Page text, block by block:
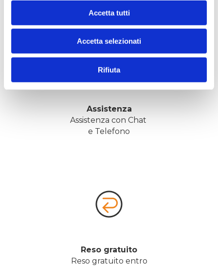
Accetta tutti
Accetta selezionati
Rifiuta
Assistenza
Assistenza con Chat
e Telefono
Reso gratuito
Reso gratuito entro